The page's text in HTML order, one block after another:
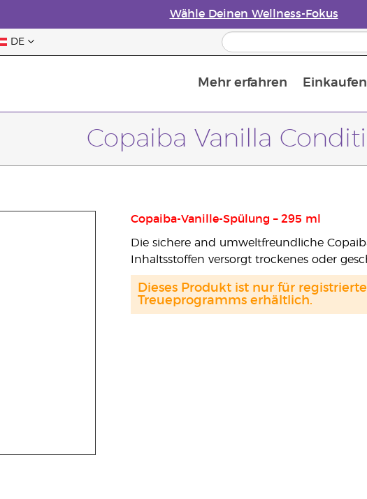
Wähle Deinen Wellness-Fokus
DE
Mehr erfahren Einkaufen
Copaiba Vanilla
Copaiba-Vanille-Spülung – 295 ml
Die sichere and umweltfreundliche
Inhaltsstoffen versorgt trockenes oder
Dieses Produkt ist nur für
Treueprogramms erhältlich.